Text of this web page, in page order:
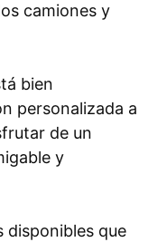
camiones y
bien
personalizada a
de un
y
disponibles que